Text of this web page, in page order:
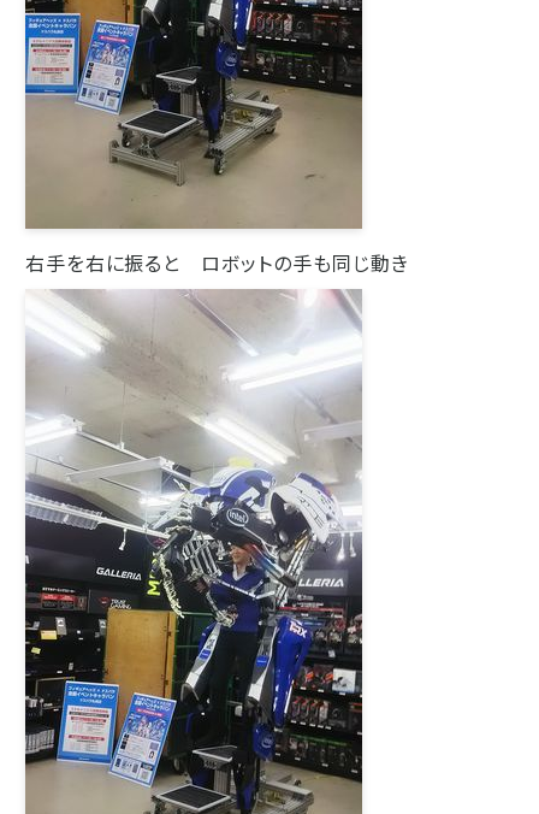
右手を右に振ると ロボットの手も同じ動き